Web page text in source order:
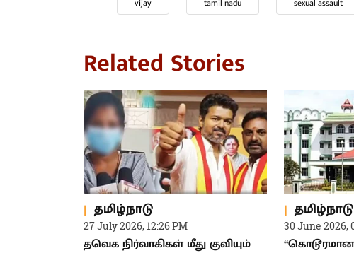
Related Stories
தமிழ்நாடு
27 July 2026, 12:26 PM
தவெக நிர்வாகிகள் மீது குவியும்
தமிழ்நாடு
30 June 2026,